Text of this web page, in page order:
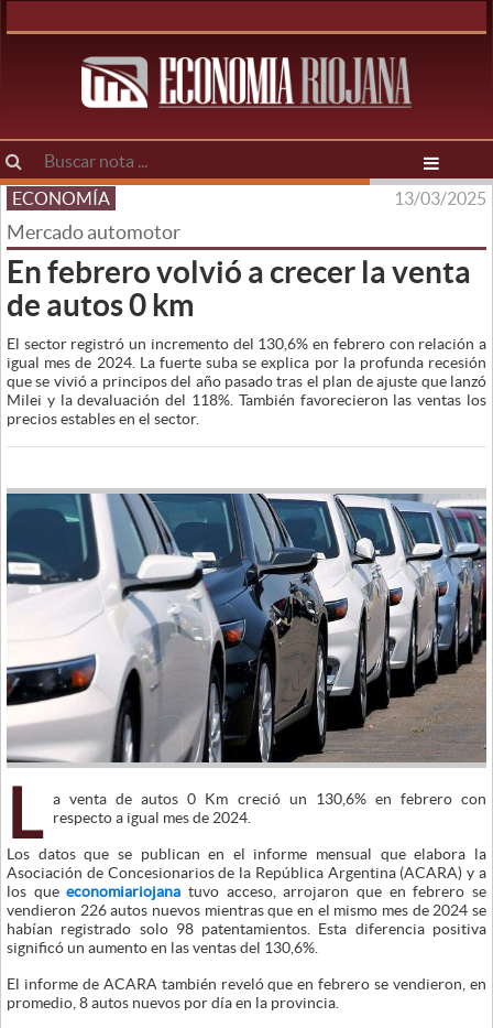
ECONOMÍA 13/03/2025
Mercado automotor
En febrero volvió a crecer la venta
de autos 0 km
El sector registró un incremento del 130,6% en febrero con relación a
igual mes de 2024. La fuerte suba se explica por la profunda recesión
que se vivió a principos del año pasado tras el plan de ajuste que lanzó
Milei y la devaluación del 118%. También favorecieron las ventas los
precios estables en el sector.
L
a venta de autos 0 Km creció un 130,6% en febrero con
respecto a igual mes de 2024.
Los datos que se publican en el informe mensual que elabora la
Asociación de Concesionarios de la República Argentina (ACARA) y a
los queeconomiariojana tuvo acceso, arrojaron que en febrero se
vendieron 226 autos nuevos mientras que en el mismo mes de 2024 se
habían registrado solo 98 patentamientos. Esta diferencia positiva
significó un aumento en las ventas del 130,6%.
El informe de ACARA también reveló que en febrero se vendieron, en
promedio, 8 autos nuevos por día en la provincia.